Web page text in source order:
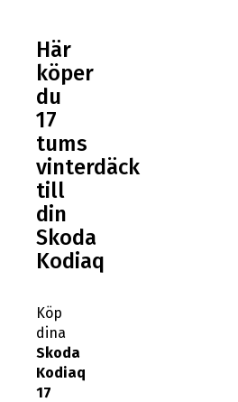
Här
köper
du
17
tums
vinterdäck
till
din
Skoda
Kodiaq
Köp
dina
Skoda
Kodiaq
17